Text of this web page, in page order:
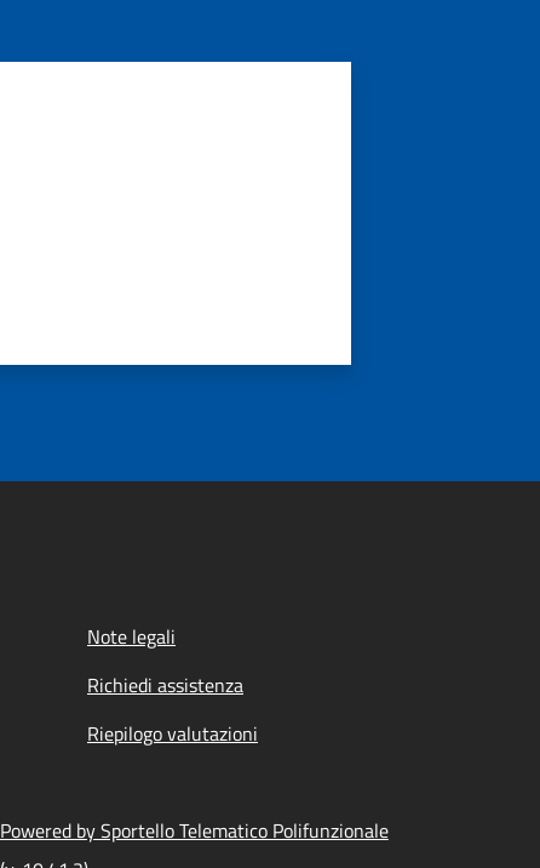
Note legali
Richiedi assistenza
Riepilogo valutazioni
Powered by Sportello Telematico Polifunzionale